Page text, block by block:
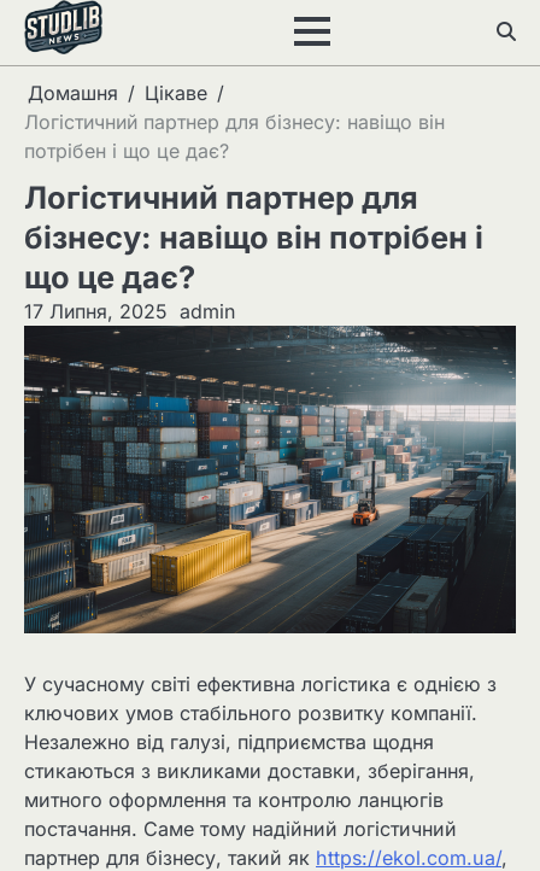
Перейти
вмісту
Домашня
Цікаве
Логістичний партнер для бізнесу: навіщо він
потрібен і що це дає?
Логістичний партнер для
бізнесу: навіщо він потрібен і
що це дає?
17 Липня, 2025 admin
У сучасному світі ефективна логістика є однією з
ключових умов стабільного розвитку компанії.
Незалежно від галузі, підприємства щодня
стикаються з викликами доставки, зберігання,
митного оформлення та контролю ланцюгів
постачання. Саме тому надійний логістичний
партнер для бізнесу, такий як https://ekol.com.ua/,